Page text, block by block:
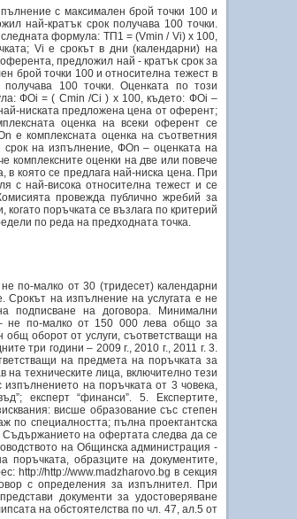
с максимален брой точки 100 и
най-кратък срок получава 100 точки.
формула: ТП1 = (Vmin / Vi) х 100,
Vi е срокът в дни (календарни) на
предложил най - кратък срок за
брой точки 100 и относителна тежест в
100 точки. Оценката по този
ФОi = ( Cmin /Ci ) х 100, където: ФОi –
ниската предложена цена от оферент;
оценка на всеки оферент се
комплексната оценка на съответния
на изпълнение, ФОn – оценката на
комплексните оценки на две или повече
която се предлага най-ниска цена. При
с най-висока относителна тежест и се
провежда публично жребий за
поръчката се възлага по критерий
по реда на предходната точка.
по-малко от 30 (тридесет) календарни
Срокът на изпълнение на услугата е не
подписване на договора. Минимални
не по-малко от 150 000 лева общо за
общ оборот от услуги, съответстващи на
три години – 2009 г., 2010 г., 2011 г. 3.
на предмета на поръчката за
техническите лица, включително тези
на поръчката от 3 човека,
експерт “финанси”. 5. Експертите,
висше образование със степен
по специалността; пълна проектантска
Съдържанието на офертата следва да се
на Общинска администрация -
образците на документите,
http://http://www.madzharovo.bg в секция
с определения за изпълнител. При
документи за удостоверяване
на обстоятелства по чл. 47, ал.5 от